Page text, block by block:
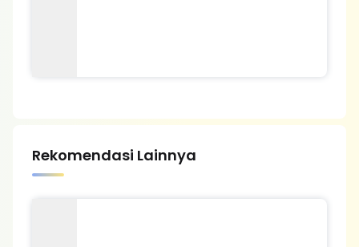
Rekomendasi Lainnya